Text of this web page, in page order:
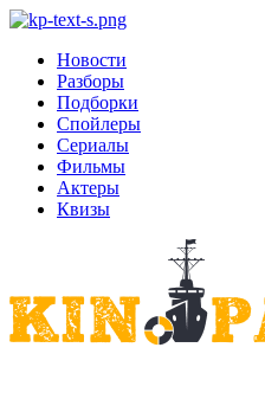
Новости
Разборы
Подборки
Спойлеры
Сериалы
Фильмы
Актеры
Квизы